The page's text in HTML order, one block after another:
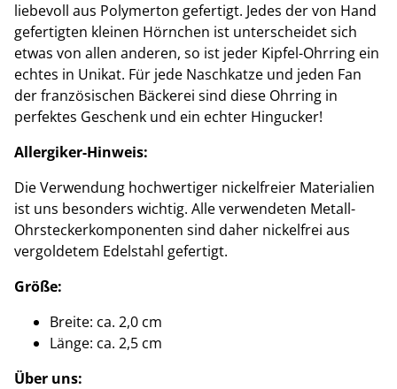
liebevoll aus Polymerton gefertigt. Jedes der von Hand
gefertigten kleinen Hörnchen ist unterscheidet sich
etwas von allen anderen, so ist jeder Kipfel-Ohrring ein
echtes in Unikat. Für jede Naschkatze und jeden Fan
der französischen Bäckerei sind diese Ohrring in
perfektes Geschenk und ein echter Hingucker!
Allergiker-Hinweis:
Die Verwendung hochwertiger nickelfreier Materialien
ist uns besonders wichtig. Alle verwendeten Metall-
Ohrsteckerkomponenten sind daher nickelfrei aus
vergoldetem Edelstahl gefertigt.
Größe:
Breite: ca. 2,0 cm
Länge: ca. 2,5 cm
Über uns: